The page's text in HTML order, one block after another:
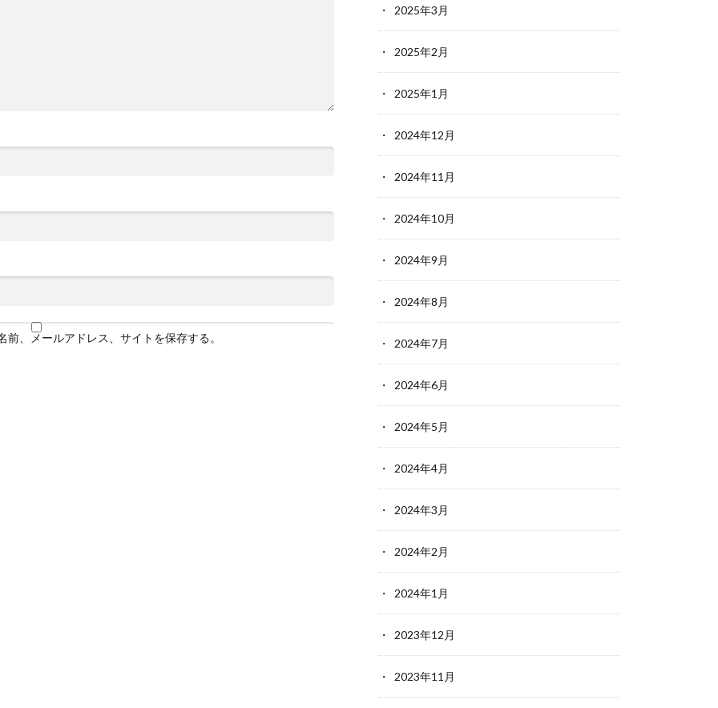
、メールアドレス、サイトを保存する。
2025年3月
2025年2月
2025年1月
2024年12月
2024年11月
2024年10月
2024年9月
2024年8月
2024年7月
2024年6月
2024年5月
2024年4月
2024年3月
2024年2月
2024年1月
2023年12月
2023年11月